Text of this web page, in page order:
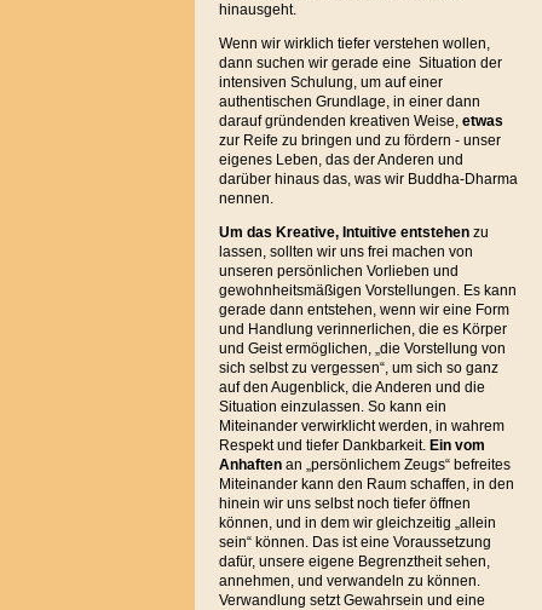
hinausgeht.
Wenn wir wirklich tiefer verstehen wollen,
dann suchen wir gerade eine Situation der
intensiven Schulung, um auf einer
authentischen Grundlage, in einer dann
darauf gründenden kreativen Weise, etwas
zur Reife zu bringen und zu fördern - unser
eigenes Leben, das der Anderen und
darüber hinaus das, was wir Buddha-Dharma
nennen.
Um das Kreative, Intuitive entstehenzu
lassen, sollten wir uns frei machen von
unseren persönlichen Vorlieben und
gewohnheitsmäßigen Vorstellungen. Es kann
gerade dann entstehen, wenn wir eine Form
und Handlung verinnerlichen, die es Körper
und Geist ermöglichen, „die Vorstellung von
sich selbst zu vergessen“, um sich so ganz
auf den Augenblick, die Anderen und die
Situation einzulassen. So kann ein
Miteinander verwirklicht werden, in wahrem
Respekt und tiefer Dankbarkeit. Ein vom
Anhaftenan „persönlichem Zeugs“ befreites
Miteinander kann den Raum schaffen, in den
hinein wir uns selbst noch tiefer öffnen
können, und in dem wir gleichzeitig „allein
sein“ können. Das ist eine Voraussetzung
dafür, unsere eigene Begrenztheit sehen,
annehmen, und verwandeln zu können.
Verwandlung setzt Gewahrsein und eine